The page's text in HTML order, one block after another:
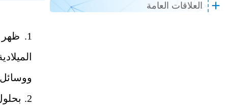
العلاقات العامة
1.
ووسائل
2.